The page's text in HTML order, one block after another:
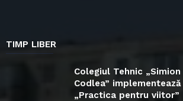
TIMP LIBER
Colegiul Tehnic
Codlea”
„Practica pentru viitor”